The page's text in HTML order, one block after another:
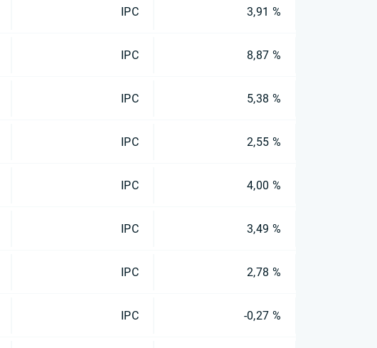
IPC 3,91 %
IPC 8,87 %
IPC 5,38 %
IPC 2,55 %
IPC 4,00 %
IPC 3,49 %
IPC 2,78 %
IPC -0,27 %